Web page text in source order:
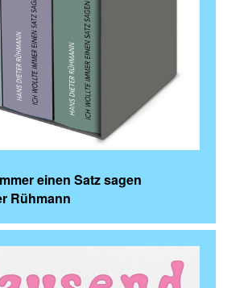
einen Satz sagen
Rühmann